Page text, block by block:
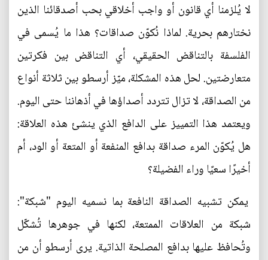
لا يُلزمنا أي قانون أو واجب أخلاقي بحب أصدقائنا الذين
نختارهم بحرية. لماذا نُكوّن صداقات؟ هذا ما يُسمى في
الفلسفة بالتناقض الحقيقي، أي التناقض بين فكرتين
متعارضتين. لحل هذه المشكلة، ميّز أرسطو بين ثلاثة أنواع
من الصداقة، لا تزال تتردد أصداؤها في أذهاننا حتى اليوم.
ويعتمد هذا التمييز على الدافع الذي ينشئ هذه العلاقة:
هل يُكوّن المرء صداقة بدافع المنفعة أو المتعة أو الود، أم
أخيرًا سعيًا وراء الفضيلة؟
يمكن تشبيه الصداقة النافعة بما نسميه اليوم "شبكة":
شبكة من العلاقات الممتعة، لكنها في جوهرها تُشكّل
وتُحافظ عليها بدافع المصلحة الذاتية. يرى أرسطو أن من